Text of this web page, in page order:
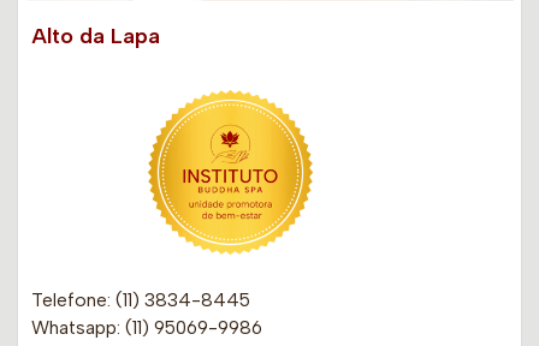
Alto da Lapa
Telefone: (11) 3834-8445
Whatsapp: (11) 95069-9986